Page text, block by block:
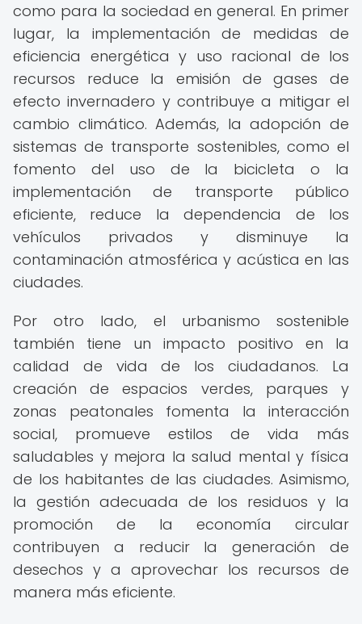
como para la sociedad en general. En primer
lugar, la implementación de medidas de
eficiencia energética y uso racional de los
recursos reduce la emisión de gases de
efecto invernadero y contribuye a mitigar el
cambio climático. Además, la adopción de
sistemas de transporte sostenibles, como el
fomento del uso de la bicicleta o la
implementación de transporte público
eficiente, reduce la dependencia de los
vehículos privados y disminuye la
contaminación atmosférica y acústica en las
ciudades.
Por otro lado, el urbanismo sostenible
también tiene un impacto positivo en la
calidad de vida de los ciudadanos. La
creación de espacios verdes, parques y
zonas peatonales fomenta la interacción
social, promueve estilos de vida más
saludables y mejora la salud mental y física
de los habitantes de las ciudades. Asimismo,
la gestión adecuada de los residuos y la
promoción de la economía circular
contribuyen a reducir la generación de
desechos y a aprovechar los recursos de
manera más eficiente.